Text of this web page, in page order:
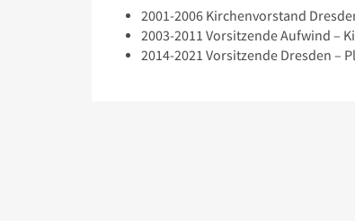
2001-2006 Kirchenvorstand
2003-2011 Vorsitzende Aufwind –
2014-2021 Vorsitzende Dresden –